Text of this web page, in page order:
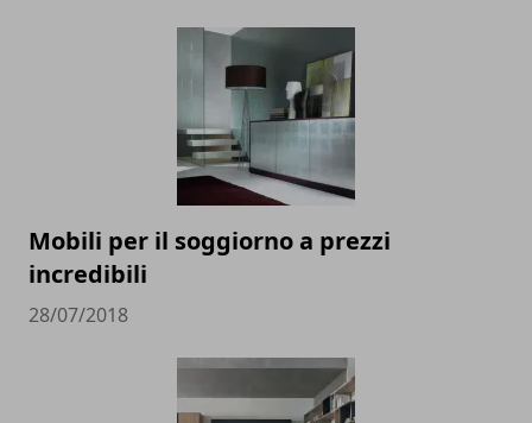
Mobili per il soggiorno a prezzi
incredibili
28/07/2018